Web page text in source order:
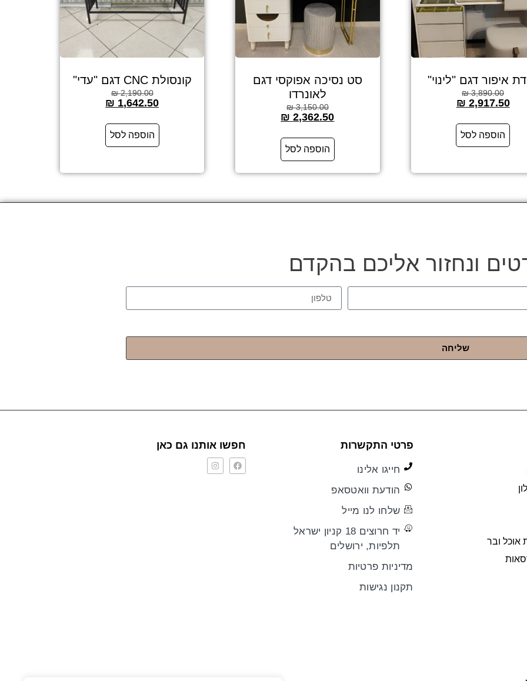
איפור דגם "לינוי"
3,890.00
₪
2,917.50
₪
הוספה לסל
סט נסיכה אפוקסי דגם
לאונרדו
3,150.00
₪
2,362.50
₪
הוספה לסל
קונסולת CNC דגם "עדי"
2,190.00
₪
1,642.50
₪
הוספה לסל
ונחזור אליכם בהקדם
שליחה
אוכל ובר
פרטי התקשרות
חייגו אלינו
הודעת וואטסאפ
שלחו לנו מייל
יד חרוצים 18 קניון ישראל
תלפיות, ירושלים
מדיניות פרטיות
תקנון נגישות
חפשו אותנו גם כאן